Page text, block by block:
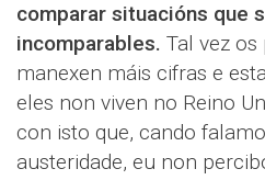
comparar situacións que
incomparables. Tal vez
manexen máis cifras e
eles non viven no Reino
con isto que, cando
austeridade, eu non